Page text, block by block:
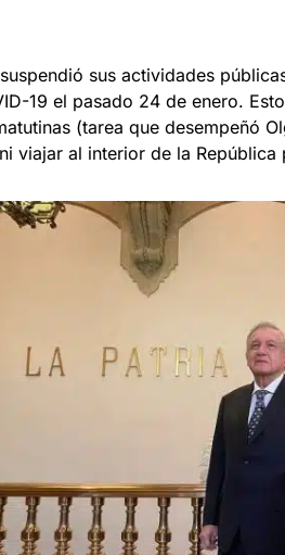
sus actividades
19 el pasado 24 de enero.
(tarea que desempeñó
viajar al interior de la